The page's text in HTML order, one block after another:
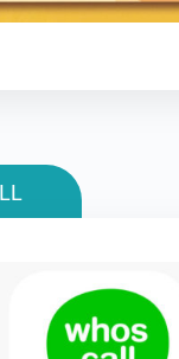
用戶辨識陌生來電號